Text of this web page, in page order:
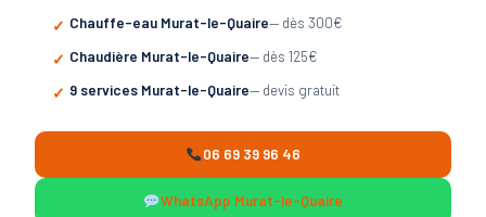
Chauffe-eau Murat-le-Quaire— dès 300€
Chaudière Murat-le-Quaire— dès 125€
9 services Murat-le-Quaire— devis gratuit
06 69 39 96 46
WhatsApp Murat-le-Quaire